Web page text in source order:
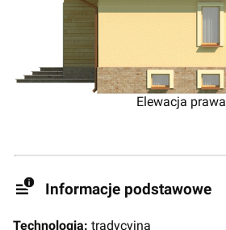
Elewacja prawa
Informacje podstawowe
Technologia: tradycyjna